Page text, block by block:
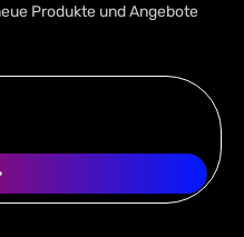
Produkte und Angebote